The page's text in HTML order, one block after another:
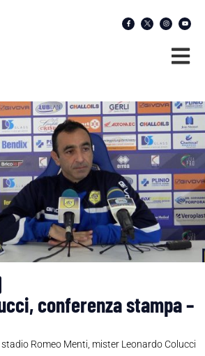
conferenza stampa –
Romeo Menti, mister Leonardo Colucci